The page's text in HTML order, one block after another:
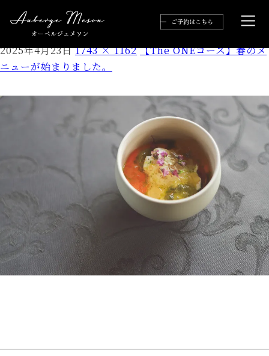
blog1
2025年4月23日 1743 × 1162 【The ONEコース】春のメ
ニューが始まりました。